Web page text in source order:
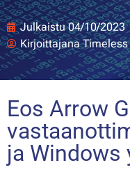
Julkaistu 04/10/2023
KirjoittajanaTimeless
Eos Arrow
ja Windows